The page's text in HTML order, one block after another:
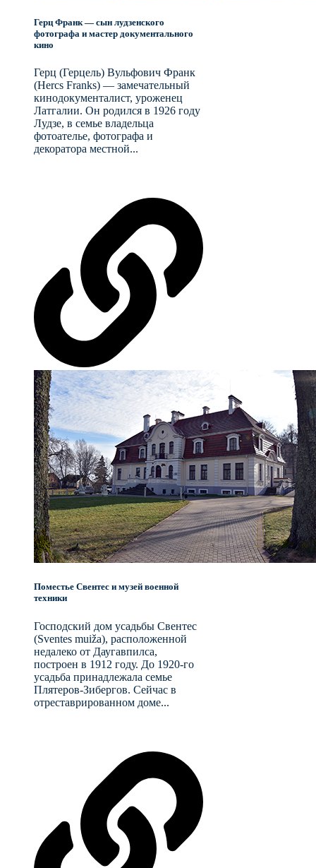
Герц Франк — сын лудзенского
фотографа и мастер документального
кино
Герц (Герцель) Вульфович Франк
(Hercs Franks) — замечательный
кинодокументалист, уроженец
Латгалии. Он родился в 1926 году
Лудзе, в семье владельца
фотоателье, фотографа и
декоратора местной...
Поместье Свентес и музей военной
техники
Господский дом усадьбы Свентес
(Sventes muiža), расположенной
недалеко от Даугавпилса,
построен в 1912 году. До 1920-го
усадьба принадлежала семье
Плятеров-Зибергов. Сейчас в
отреставрированном доме...